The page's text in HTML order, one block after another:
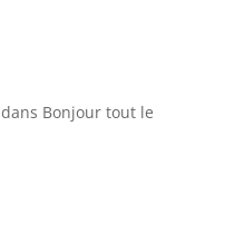
dans Bonjour tout le